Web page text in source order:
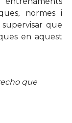
normes i
que
en aquest
que